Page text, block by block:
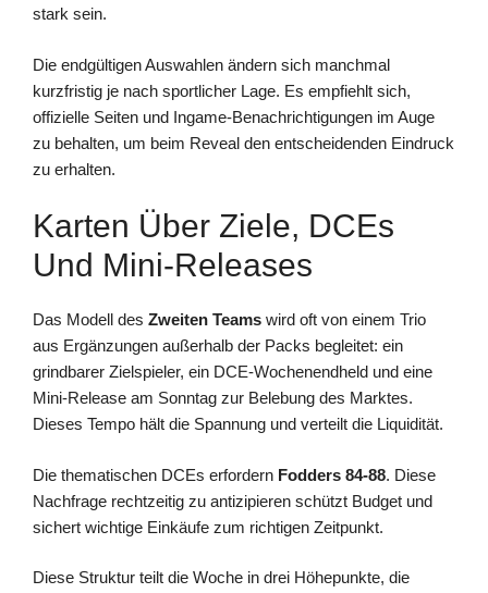
stark sein.
Die endgültigen Auswahlen ändern sich manchmal
kurzfristig je nach sportlicher Lage. Es empfiehlt sich,
offizielle Seiten und Ingame-Benachrichtigungen im Auge
zu behalten, um beim Reveal den entscheidenden Eindruck
zu erhalten.
Karten Über Ziele, DCEs
Und Mini-Releases
Das Modell des Zweiten Teams wird oft von einem Trio
aus Ergänzungen außerhalb der Packs begleitet: ein
grindbarer Zielspieler, ein DCE-Wochenendheld und eine
Mini-Release am Sonntag zur Belebung des Marktes.
Dieses Tempo hält die Spannung und verteilt die Liquidität.
Die thematischen DCEs erfordern Fodders 84-88. Diese
Nachfrage rechtzeitig zu antizipieren schützt Budget und
sichert wichtige Einkäufe zum richtigen Zeitpunkt.
Diese Struktur teilt die Woche in drei Höhepunkte, die